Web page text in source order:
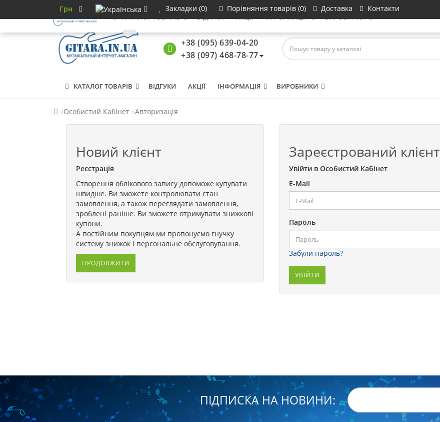
КАТАЛОГ ТОВАРІВ ВІДГУКИ АКЦІЇ ІНФОРМАЦІЯ ВИРОБНИКИ
Грн Закладки (0) Порівняння товарів (0) Доставка Контакти
+38 (095) 639-04-20
+38 (097) 468-78-77
КАТАЛОГ ТОВАРІВ ВІДГУКИ АКЦІЇ ІНФОРМАЦІЯ ВИРОБНИКИ
Особистий Кабінет Авторизація
Новий клієнт
Реєстрація
Створення облікового запису допоможе купувати
швидше. Ви зможете контролювати стан
замовлення, а також переглядати замовлення,
зроблені раніше. Ви зможете отримувати знижкові
купони.
А постійним покупцям ми пропонуємо гнучку
систему знижок і персональне обслуговування.
ПРОДОВЖИТИ
Зареєстрований клієнт
Увійти в Особистий Кабінет
E-Mail
Пароль
Забули пароль?
ПІДПИСКА НА НОВИНИ: